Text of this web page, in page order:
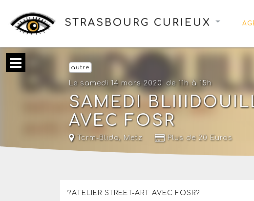
STRASBOURG CURIEUX
autre
Le samedi 14 mars 2020 de 11h à 15h
SAMEDI
AVEC FOSR
Tcrm-Blida, Metz Plus de 20 Euros
?ATELIER STREET-ART AVEC FOSR?